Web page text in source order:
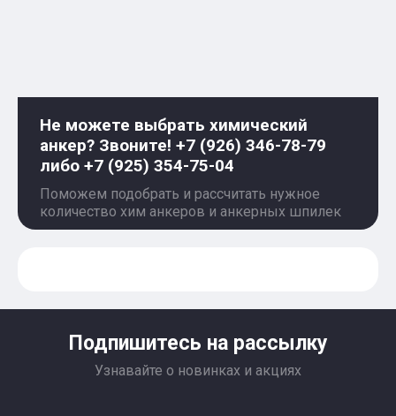
Не можете выбрать химический
анкер? Звоните! +7 (926) 346-78-79
либо +7 (925) 354-75-04
Поможем подобрать и рассчитать нужное
количество хим анкеров и анкерных шпилек
Подпишитесь на рассылку
Узнавайте о новинках и акциях